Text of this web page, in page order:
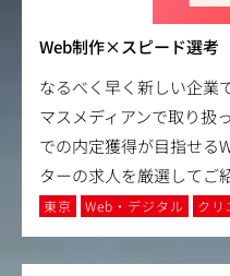
Web制作×スピード選考
なるべく早く新しい企業
マスメディアンで取り扱
での内定獲得が目指せる
ターの求人を厳選してご
東京 Web・デジタル クリ